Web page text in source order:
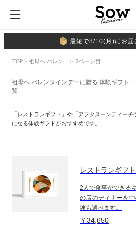
最短で8/10(月)にお届
TOP > 祖母へ バレン... > 2ページ目
祖母へ バレンタインデーに贈る 体験ギフト一
覧
「レストランギフト」や「アフタヌーンティー
になる体験ギフトがおすすめです。
レストランギフト
2人で食事ができる
の店のディナーを
験も選べます。
￥34,650